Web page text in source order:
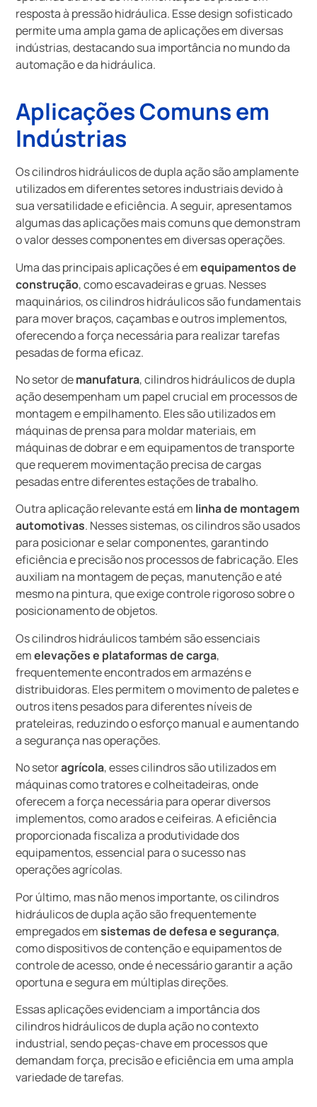
resposta à pressão hidráulica. Esse design sofisticado
permite uma ampla gama de aplicações em diversas
indústrias, destacando sua importância no mundo da
automação e da hidráulica.
Aplicações Comuns em
Indústrias
Os cilindros hidráulicos de dupla ação são amplamente
utilizados em diferentes setores industriais devido à
sua versatilidade e eficiência. A seguir, apresentamos
algumas das aplicações mais comuns que demonstram
o valor desses componentes em diversas operações.
Uma das principais aplicações é emequipamentos de
construção, como escavadeiras e gruas. Nesses
maquinários, os cilindros hidráulicos são fundamentais
para mover braços, caçambas e outros implementos,
oferecendo a força necessária para realizar tarefas
pesadas de forma eficaz.
No setor demanufatura, cilindros hidráulicos de dupla
ação desempenham um papel crucial em processos de
montagem e empilhamento. Eles são utilizados em
máquinas de prensa para moldar materiais, em
máquinas de dobrar e em equipamentos de transporte
que requerem movimentação precisa de cargas
pesadas entre diferentes estações de trabalho.
Outra aplicação relevante está em linha de montagem
automotivas. Nesses sistemas, os cilindros são usados
para posicionar e selar componentes, garantindo
eficiência e precisão nos processos de fabricação. Eles
auxiliam na montagem de peças, manutenção e até
mesmo na pintura, que exige controle rigoroso sobre o
posicionamento de objetos.
Os cilindros hidráulicos também são essenciais
emelevações e plataformas de carga,
frequentemente encontrados em armazéns e
distribuidoras. Eles permitem o movimento de paletes e
outros itens pesados para diferentes níveis de
prateleiras, reduzindo o esforço manual e aumentando
a segurança nas operações.
No setoragrícola, esses cilindros são utilizados em
máquinas como tratores e colheitadeiras, onde
oferecem a força necessária para operar diversos
implementos, como arados e ceifeiras. A eficiência
proporcionada fiscaliza a produtividade dos
equipamentos, essencial para o sucesso nas
operações agrícolas.
Por último, mas não menos importante, os cilindros
hidráulicos de dupla ação são frequentemente
empregados emsistemas de defesa e segurança,
como dispositivos de contenção e equipamentos de
controle de acesso, onde é necessário garantir a ação
oportuna e segura em múltiplas direções.
Essas aplicações evidenciam a importância dos
cilindros hidráulicos de dupla ação no contexto
industrial, sendo peças-chave em processos que
demandam força, precisão e eficiência em uma ampla
variedade de tarefas.